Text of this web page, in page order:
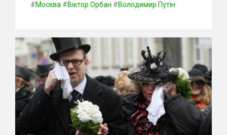
#Москва #Віктор Орбан #Володимир Путін